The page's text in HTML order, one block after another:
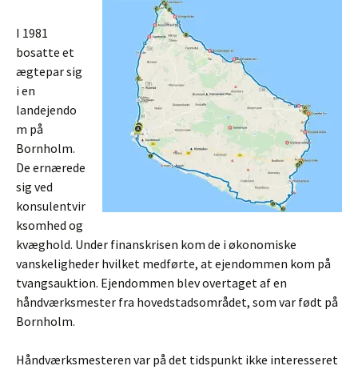
I 1981
bosatte et
ægtepar sig
i en
landejendo
m på
Bornholm.
De ernærede
sig ved
konsulentvir
ksomhed og
kvæghold. Under finanskrisen kom de i økonomiske
vanskeligheder hvilket medførte, at ejendommen kom på
tvangsauktion. Ejendommen blev overtaget af en
håndværksmester fra hovedstadsområdet, som var født på
Bornholm.
Håndværksmesteren var på det tidspunkt ikke interesseret